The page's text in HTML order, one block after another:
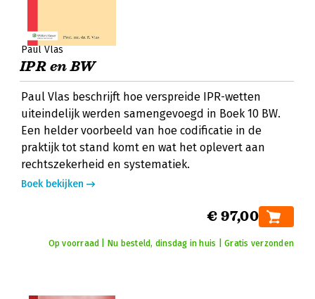
Paul Vlas
IPR en BW
Paul Vlas beschrijft hoe verspreide IPR-wetten
uiteindelijk werden samengevoegd in Boek 10 BW.
Een helder voorbeeld van hoe codificatie in de
praktijk tot stand komt en wat het oplevert aan
rechtszekerheid en systematiek.
Boek bekijken
€ 97,00
Op voorraad | Nu besteld, dinsdag in huis | Gratis verzonden